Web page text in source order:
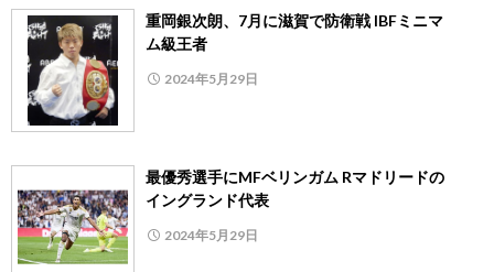
重岡銀次朗、7月に滋賀で防衛戦 IBFミニマ
ム級王者
2024年5月29日
最優秀選手にMFベリンガム Rマドリードの
イングランド代表
2024年5月29日